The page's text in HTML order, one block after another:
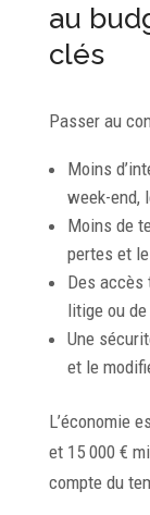
au
clés
Passer au
Moins
week-end,
Moins de
pertes et
Des accès
litige ou
Une
et le
L’économie
et 15 000 €
compte du